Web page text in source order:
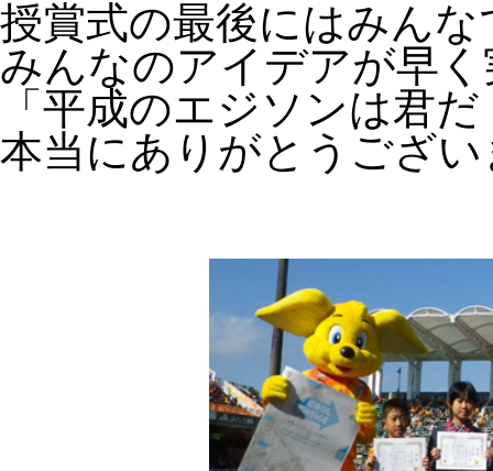
授賞式の最後にはみん
みんなのアイデアが早
「平成のエジソンは君
本当にありがとうござ